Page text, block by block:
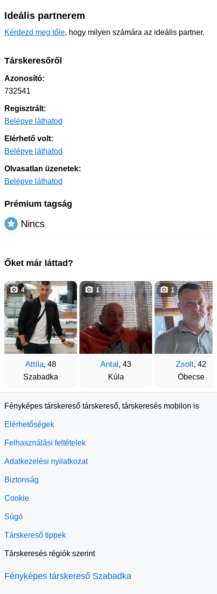
Ideális partnerem
Kérdezd meg tőle, hogy milyen számára az ideális partner.
Társkeresőről
Azonosító:
732541
Regisztrált:
Belépve láthatod
Elérhető volt:
Belépve láthatod
Olvasatlan üzenetek:
Belépve láthatod
Prémium tagság
Nincs
Őket már láttad?
Attila, 48
Szabadka
4
Antal, 43
Kúla
1
Zsolt, 42
Óbecse
1
Fényképes társkereső társkereső, társkeresés mobilon is
Elérhetőségek
Felhasználási feltételek
Adatkezelési nyilatkozat
Biztonság
Cookie
Súgó
Társkereső tippek
Társkeresés régiók szerint
Fényképes társkereső Szabadka